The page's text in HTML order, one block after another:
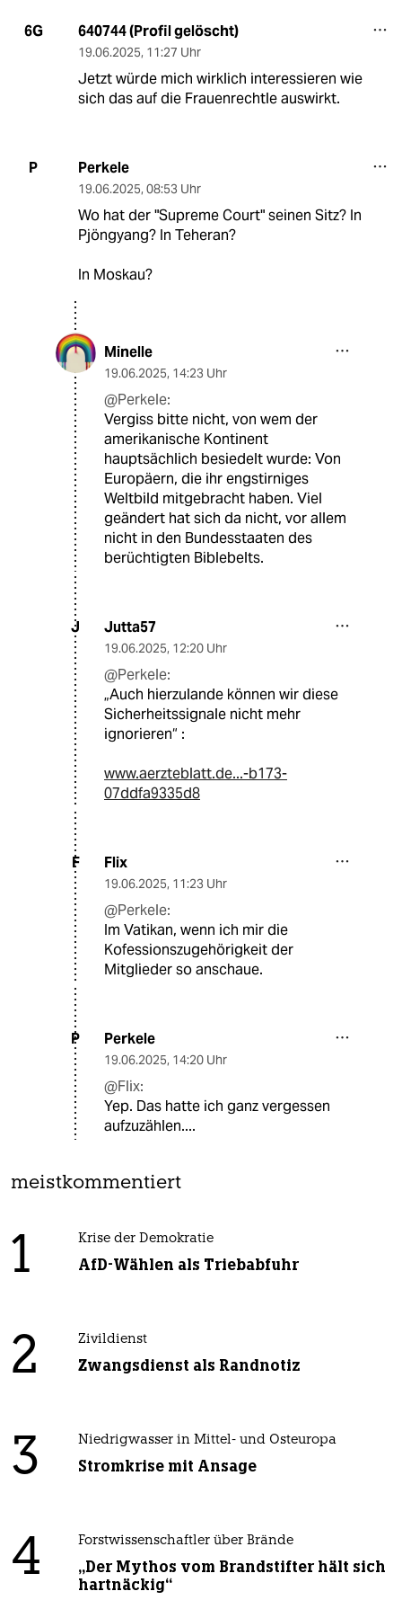
6G 640744 (Profil gelöscht)
19.06.2025, 11:27 Uhr
Jetzt würde mich wirklich interessieren wie
sich das auf die Frauenrechtle auswirkt.
P Perkele
19.06.2025, 08:53 Uhr
Wo hat der "Supreme Court" seinen Sitz? In
Pjöngyang? In Teheran?
In Moskau?
Minelle
19.06.2025, 14:23 Uhr
@Perkele:
Vergiss bitte nicht, von wem der
amerikanische Kontinent
hauptsächlich besiedelt wurde: Von
Europäern, die ihr engstirniges
Weltbild mitgebracht haben. Viel
geändert hat sich da nicht, vor allem
nicht in den Bundesstaaten des
berüchtigten Biblebelts.
J Jutta57
19.06.2025, 12:20 Uhr
@Perkele:
„Auch hierzulande können wir diese
Sicherheitssignale nicht mehr
ignorieren“ :
www.aerzteblatt.de...-b173-
07ddfa9335d8
F Flix
19.06.2025, 11:23 Uhr
@Perkele:
Im Vatikan, wenn ich mir die
Kofessionszugehörigkeit der
Mitglieder so anschaue.
P Perkele
19.06.2025, 14:20 Uhr
@Flix:
Yep. Das hatte ich ganz vergessen
aufzuzählen....
meistkommentiert
1 Krise der Demokratie
AfD-Wählen als Triebabfuhr
2 Zivildienst
Zwangsdienst als Randnotiz
3 Niedrigwasser in Mittel- und Osteuropa
Stromkrise mit Ansage
4 Forstwissenschaftler über Brände
„Der Mythos vom Brandstifter hält sich
hartnäckig“